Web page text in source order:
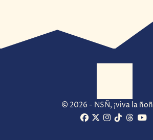
© 2026 - NSÑ, ¡viva la